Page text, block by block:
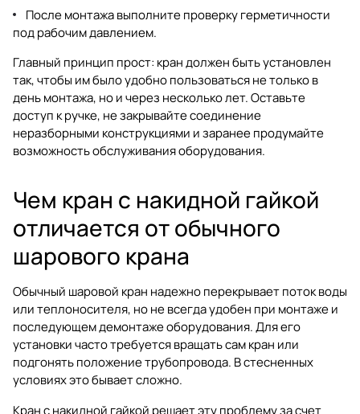
После монтажа выполните проверку герметичности
под рабочим давлением.
Главный принцип прост: кран должен быть установлен
так, чтобы им было удобно пользоваться не только в
день монтажа, но и через несколько лет. Оставьте
доступ к ручке, не закрывайте соединение
неразборными конструкциями и заранее продумайте
возможность обслуживания оборудования.
Чем кран с накидной гайкой
отличается от обычного
шарового крана
Обычный шаровой кран надежно перекрывает поток воды
или теплоносителя, но не всегда удобен при монтаже и
последующем демонтаже оборудования. Для его
установки часто требуется вращать сам кран или
подгонять положение трубопровода. В стесненных
условиях это бывает сложно.
Кран с накидной гайкой решает эту проблему за счет